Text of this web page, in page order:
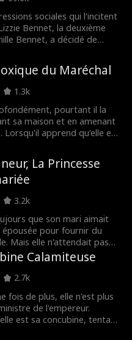
Grace Swanson
Viril
Héritière/mondai
ne
Watts
Larme-Jerker
Machesky
Ethan Kirschbau
m
Piazza
sociales qui l'incitent
Bennet, la deuxième
Bennet, a décidé de
malade, Lizzie se
dans le monde
arrangés afin de
de la misère. Après une
avec M. Darcy, un
et mystérieux, Lizzie
de choisir entre renier ses
pourra-t-elle faire
d'un milliardaire glacial ?
du Maréchal
1.3k
pourtant il la
sa maison et en amenant
Lorsqu'il apprend qu'elle est
c'est trop tard.
La Princesse
3.2k
que son mari aimait
épousée pour fournir du
Mais elle n'attendait pas
Lorsqu'elle a perdu son
la vérité et il regrettait.
tard.
Calamiteuse
2.7k
fois de plus, elle n'est plus
de l'empereur.
est sa concubine, tentant